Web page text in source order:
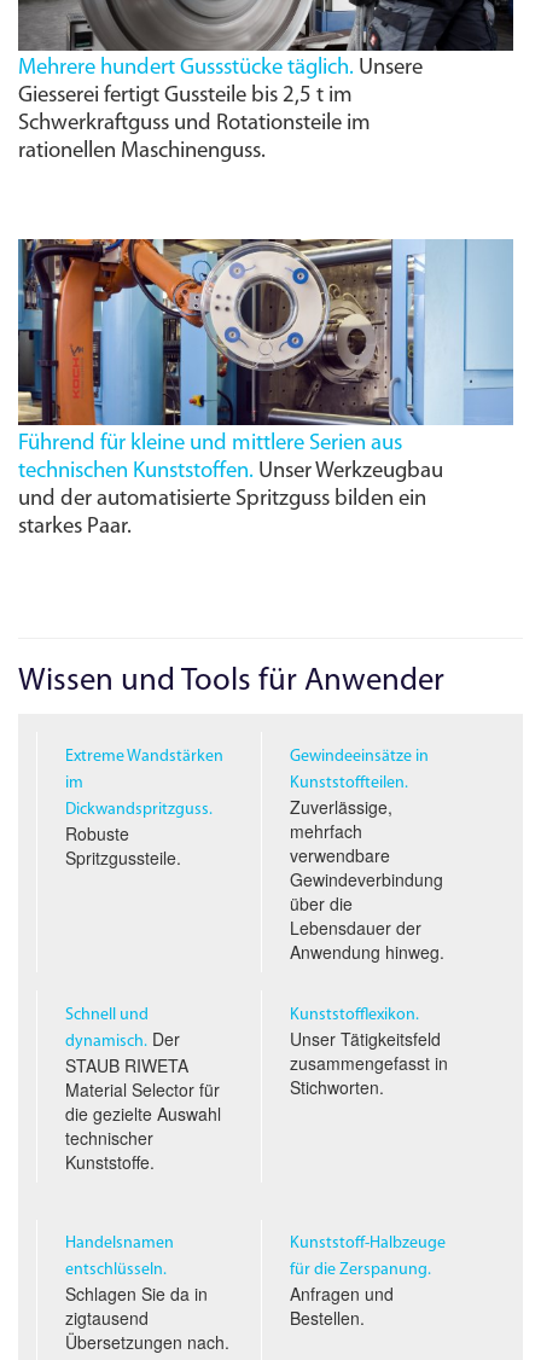
Mehrere hundert Gussstücke täglich. Unsere
Giesserei fertigt Gussteile bis 2,5 t im
Schwerkraftguss und Rotationsteile im
rationellen Maschinenguss.
Führend für kleine und mittlere Serien aus
technischen Kunststoffen. Unser Werkzeugbau
und der automatisierte Spritzguss bilden ein
starkes Paar.
Wissen und Tools für Anwender
Extreme Wandstärken
im
Dickwandspritzguss.
Robuste
Spritzgussteile.
Gewindeeinsätze in
Kunststoffteilen.
Zuverlässige,
mehrfach
verwendbare
Gewindeverbindung
über die
Lebensdauer der
Anwendung hinweg.
Schnell und
dynamisch.Der
STAUB RIWETA
Material Selector für
die gezielte Auswahl
technischer
Kunststoffe.
Kunststofflexikon.
Unser Tätigkeitsfeld
zusammengefasst in
Stichworten.
Handelsnamen
entschlüsseln.
Schlagen Sie da in
zigtausend
Übersetzungen nach.
Kunststoff-Halbzeuge
für die Zerspanung.
Anfragen und
Bestellen.